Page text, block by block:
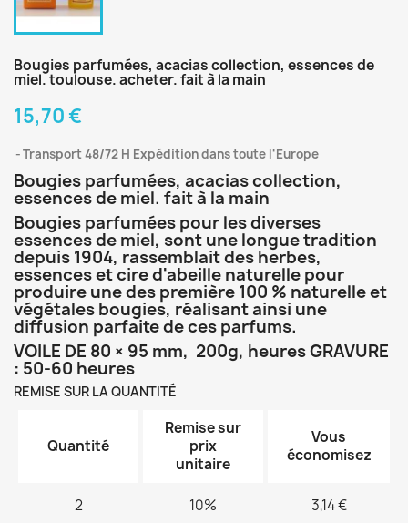
Bougies parfumées, acacias collection, essences de
miel. toulouse. acheter. fait à la main
15,70 €
Transport 48/72 H Expédition dans toute l'Europe
Bougies parfumées, acacias collection,
essences de miel. fait à la main
Bougies parfumées pour les diverses
essences de miel, sont une longue tradition
depuis 1904, rassemblait des herbes,
essences et cire d'abeille naturelle pour
produire une des première 100 % naturelle et
végétales bougies, réalisant ainsi une
diffusion parfaite de ces parfums.
VOILE DE 80 × 95 mm, 200g, heures GRAVURE
: 50-60 heures
REMISE SUR LA QUANTITÉ
Quantité
Remise sur
prix
unitaire
Vous
économisez
2 10% 3,14 €